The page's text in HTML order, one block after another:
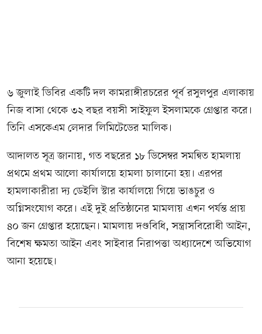
৬ জুলাই ডিবির একটি দল কামরাঙ্গীরচরের পূর্ব রসুলপুর এলাকায়
নিজ বাসা থেকে ৩২ বছর বয়সী সাইফুল ইসলামকে গ্রেপ্তার করে।
তিনি এসকেএম লেদার লিমিটেডের মালিক।
আদালত সূত্র জানায়, গত বছরের ১৮ ডিসেম্বর সমন্বিত হামলায়
প্রথমে প্রথম আলো কার্যালয়ে হামলা চালানো হয়। এরপর
হামলাকারীরা দ্য ডেইলি স্টার কার্যালয়ে গিয়ে ভাঙচুর ও
অগ্নিসংযোগ করে। এই দুই প্রতিষ্ঠানের মামলায় এখন পর্যন্ত প্রায়
৪০ জন গ্রেপ্তার হয়েছেন। মামলায় দণ্ডবিধি, সন্ত্রাসবিরোধী আইন,
বিশেষ ক্ষমতা আইন এবং সাইবার নিরাপত্তা অধ্যাদেশে অভিযোগ
আনা হয়েছে।